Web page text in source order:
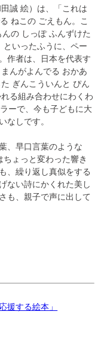
誠 絵）は、「これは
ねこの ごえもん。こ
の しっぽ ふんずけた
いったふうに、ペー
作者は、日本を代表す
んがよんでる おかあ
ぎんこういんと ぴん
る組み合わせにわくわ
ーで、今も子どもに大
なしです。
、早口言葉のような
ょっと変わった響き
、繰り返し真似をする
ない詩にかくれた美し
も、親子で声に出して
援する絵本」